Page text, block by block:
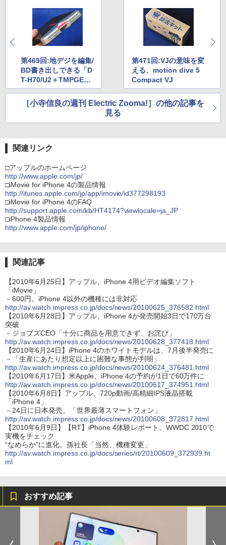
第469回:地デジを編集/
BD書き出しできる「D
T-H70/U2＋TMPGEn
c」
第471回:VJの意味を変
える、motion dive 5
Compact VJ
［小寺信良の週刊 Electric Zooma!］の他の記事を
見る
関連リンク
□アップルのホームページ
http://www.apple.com/jp/
□iMovie for iPhone 4の製品情報
http://itunes.apple.com/jp/app/imovie/id377298193
□iMovie for iPhone 4のFAQ
http://support.apple.com/kb/HT4174?viewlocale=ja_JP
□iPhone 4製品情報
http://www.apple.com/jp/iphone/
関連記事
【2010年6月25日】アップル、iPhone 4用ビデオ編集ソフト
「iMovie」
－600円。iPhone 4以外の機種には非対応
http://av.watch.impress.co.jp/docs/news/20100625_376582.html
【2010年6月28日】アップル、iPhone 4が発売開始3日で170万台
突破
－ジョブズCEO「十分に商品を用意できず、お詫び」
http://av.watch.impress.co.jp/docs/news/20100628_377418.html
【2010年6月24日】iPhone 4のホワイトモデルは、7月後半発売に
－「生産にあたり想定以上に困難な事態が判明」
http://av.watch.impress.co.jp/docs/news/20100624_376481.html
【2010年6月17日】米Apple、iPhone 4の予約が1日で60万件に
http://av.watch.impress.co.jp/docs/news/20100617_374951.html
【2010年6月8日】アップル、720p動画/高精細IPS液晶搭載
「iPhone 4」
－24日に日本発売。「世界最薄スマートフォン」
http://av.watch.impress.co.jp/docs/news/20100608_372817.html
【2010年6月9日】【RT】iPhone 4体験レポート。WWDC 2010で
実機をチェック
“なめらか”に進化。孫社長「当然、機種変更」
http://av.watch.impress.co.jp/docs/series/rt/20100609_372939.ht
ml
おすすめ記事